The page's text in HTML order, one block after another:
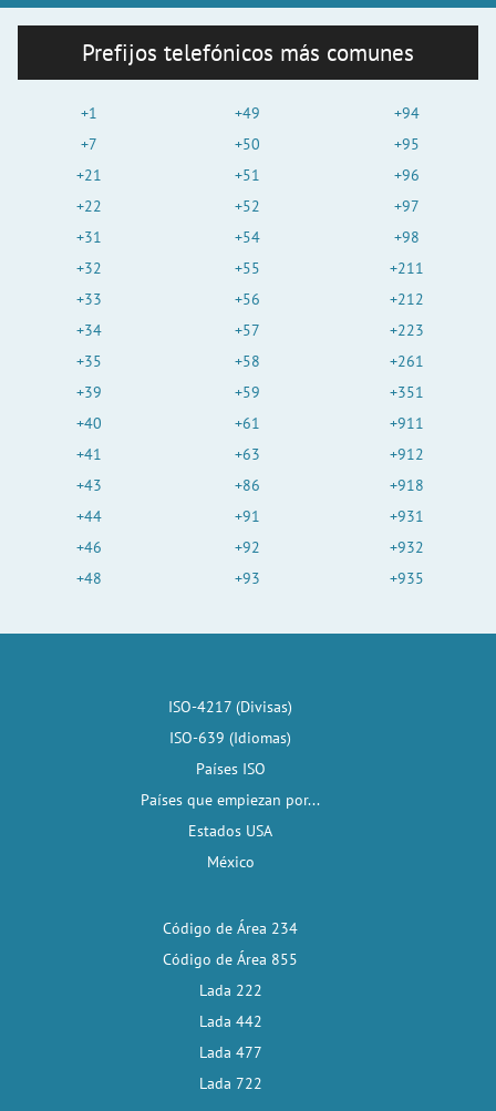
Prefijos telefónicos más comunes
+1
+7
+21
+22
+31
+32
+33
+34
+35
+39
+40
+41
+43
+44
+46
+48
+49
+50
+51
+52
+54
+55
+56
+57
+58
+59
+61
+63
+86
+91
+92
+93
+94
+95
+96
+97
+98
+211
+212
+223
+261
+351
+911
+912
+918
+931
+932
+935
ISO-4217 (Divisas)
ISO-639 (Idiomas)
Países ISO
Países que empiezan por...
Estados USA
México
Código de Área 234
Código de Área 855
Lada 222
Lada 442
Lada 477
Lada 722